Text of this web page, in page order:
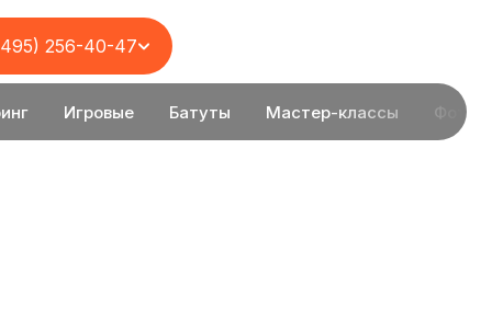
Игровые Батуты Мастер-классы
256-40-47